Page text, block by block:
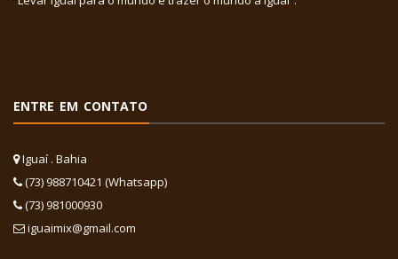
ENTRE EM CONTATO
Iguaí . Bahia
(73) 988710421 (Whatsapp)
(73) 981000930
iguaimix@gmail.com